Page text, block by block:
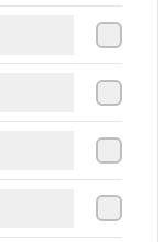
gramos